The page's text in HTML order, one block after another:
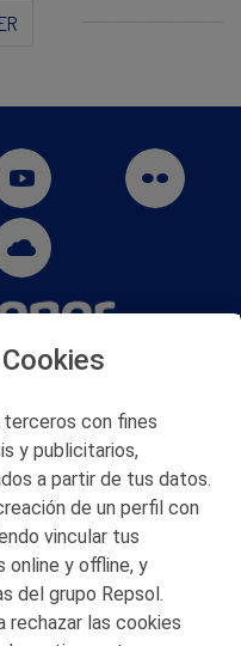
S.A.
con fines
y publicitarios,
a partir de tus datos.
de un perfil con
vincular tus
online y offline, y
del grupo Repsol.
rechazar las cookies